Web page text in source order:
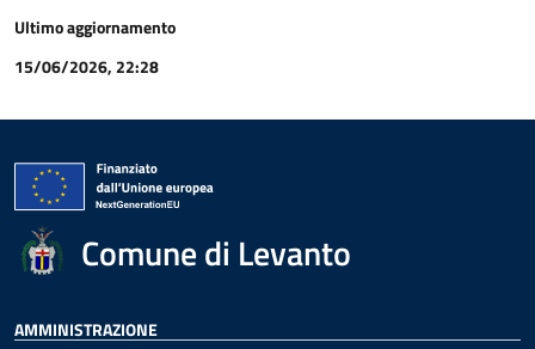
Ultimo aggiornamento
15/06/2026, 22:28
Comune di Levanto
AMMINISTRAZIONE